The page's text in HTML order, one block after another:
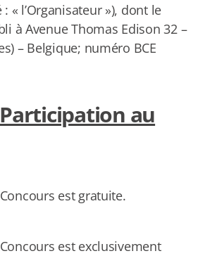
« l’Organisateur »), dont le
à Avenue Thomas Edison 32 –
– Belgique; numéro BCE
Participation au
est gratuite.
est exclusivement